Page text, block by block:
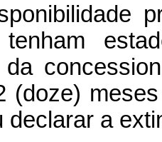
da
(doze)
declarar a